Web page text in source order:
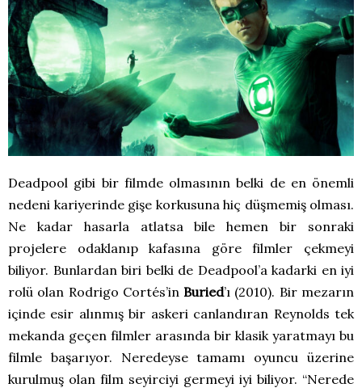
Deadpool gibi bir filmde olmasının belki de en önemli
nedeni kariyerinde gişe korkusuna hiç düşmemiş olması.
Ne kadar hasarla atlatsa bile hemen bir sonraki
projelere odaklanıp kafasına göre filmler çekmeyi
biliyor. Bunlardan biri belki de Deadpool’a kadarki en iyi
rolü olan Rodrigo Cortés’inBuried’ı (2010). Bir mezarın
içinde esir alınmış bir askeri canlandıran Reynolds tek
mekanda geçen filmler arasında bir klasik yaratmayı bu
filmle başarıyor. Neredeyse tamamı oyuncu üzerine
kurulmuş olan film seyirciyi germeyi iyi biliyor. “Nerede